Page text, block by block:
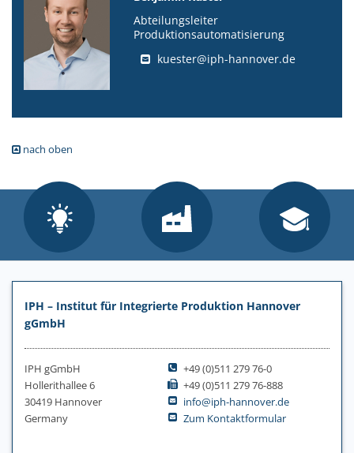
Abteilungsleiter
Produktionsautomatisierung
kuester@iph-hannover.de
nach oben
IPH – Institut für Integrierte Produktion Hannover
gGmbH
IPH gGmbH
Hollerithallee 6
30419 Hannover
Germany
+49 (0)511 279 76-0
+49 (0)511 279 76-888
info@iph-hannover.de
Zum Kontaktformular